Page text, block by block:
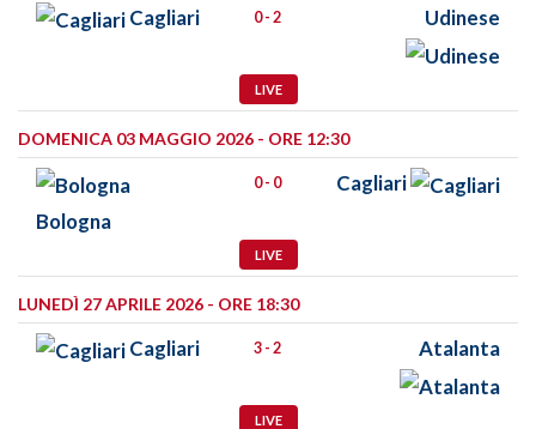
Cagliari 0 - 2 Udinese
LIVE
DOMENICA 03 MAGGIO 2026 - ORE 12:30
Bologna
0 - 0 Cagliari
LIVE
LUNEDÌ 27 APRILE 2026 - ORE 18:30
Cagliari 3 - 2 Atalanta
LIVE